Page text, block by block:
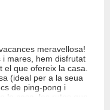
meravellosa!
i mares, hem disfrutat
que ofereix la casa.
(ideal per a la seua
de ping-pong i
la casa, les rutes que